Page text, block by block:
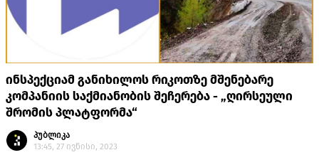
ინსპექციამ განიხილოს რიკოთზე მშენებარე
კომპანიის საქმიანობის შეჩერება - „ღირსეული
შრომის პლატფორმა“
პუბლიკა
13:45, 27 ივნისი, 2023